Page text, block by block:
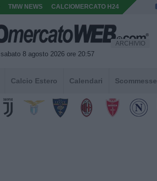
TMW NEWS CALCIOMERCATO H24
sabato 8 agosto 2026 ore 20:57
ARCHIVIO
Calcio Estero Calendari Scommesse